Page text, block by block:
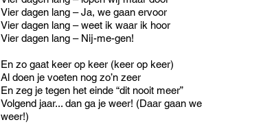
Vier dagen lang – Ja, we gaan ervoor
Vier dagen lang – weet ik waar ik hoor
Vier dagen lang – Nij-me-gen!
En zo gaat keer op keer (keer op keer)
Al doen je voeten nog zo’n zeer
En zeg je tegen het einde “dit nooit meer”
Volgend jaar... dan ga je weer! (Daar gaan we
weer!)